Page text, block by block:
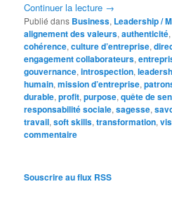
Continuer la lecture →
Publié dans Business, Leadership /
alignement des valeurs,authenticité
cohérence,culture d’entreprise,
engagement collaborateurs,
gouvernance,introspection,
humain,mission d’entreprise,
durable,profit,purpose,quête de
responsabilité sociale,sagesse,
travail,soft skills,transformation,
commentaire
Souscrire au flux RSS